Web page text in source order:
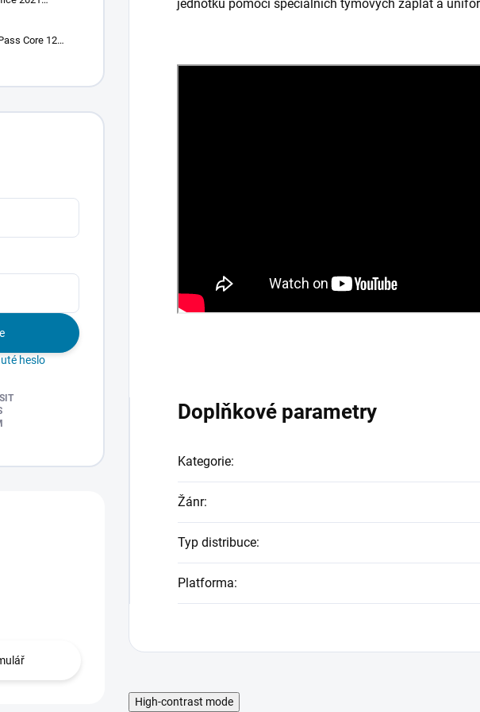
Core 12
heslo
jednotku pomocí speciálních týmových záplat a
Doplňkové parametry
Kategorie:
Žánr:
Typ distribuce:
Platforma:
High-contrast mode